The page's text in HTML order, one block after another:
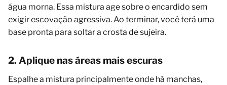
água morna. Essa mistura age sobre o encardido sem
exigir escovação agressiva. Ao terminar, você terá uma
base pronta para soltar a crosta de sujeira.
2. Aplique nas áreas mais escuras
Espalhe a mistura principalmente onde há manchas,